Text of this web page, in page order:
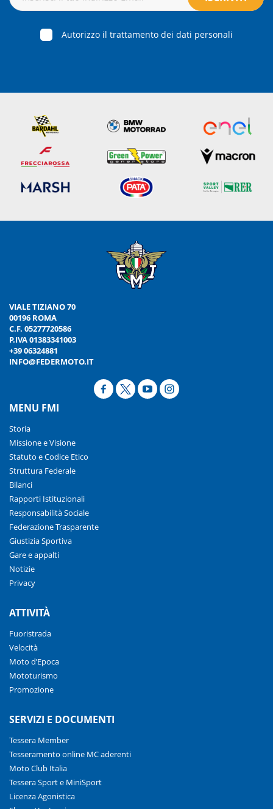
Autorizzo il trattamento dei dati personali
VIALE TIZIANO 70
00196 ROMA
C.F. 05277720586
P.IVA 01383341003
+39 06324881
INFO@FEDERMOTO.IT
MENU FMI
Storia
Missione e Visione
Statuto e Codice Etico
Struttura Federale
Bilanci
Rapporti Istituzionali
Responsabilità Sociale
Federazione Trasparente
Giustizia Sportiva
Gare e appalti
Notizie
Privacy
ATTIVITÀ
Fuoristrada
Velocità
Moto d’Epoca
Mototurismo
Promozione
SERVIZI E DOCUMENTI
Tessera Member
Tesseramento online MC aderenti
Moto Club Italia
Tessera Sport e MiniSport
Licenza Agonistica